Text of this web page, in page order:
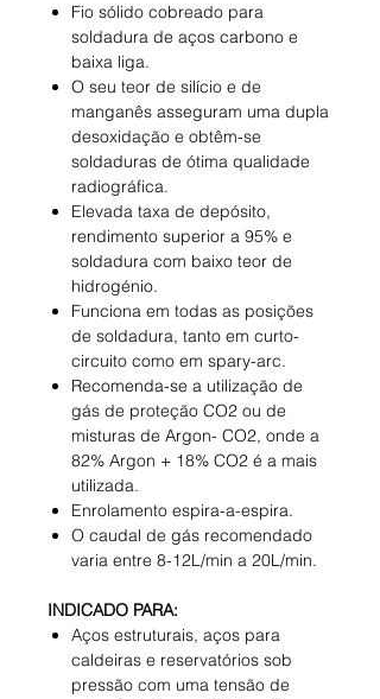
Fio sólido cobreado para
soldadura de aços carbono e
baixa liga.
O seu teor de silício e de
manganês asseguram uma dupla
desoxidação e obtêm-se
soldaduras de ótima qualidade
radiográfica.
Elevada taxa de depósito,
rendimento superior a 95% e
soldadura com baixo teor de
hidrogénio.
Funciona em todas as posições
de soldadura, tanto em curto-
circuito como em spary-arc.
Recomenda-se a utilização de
gás de proteção CO2 ou de
misturas de Argon- CO2, onde a
82% Argon + 18% CO2 é a mais
utilizada.
Enrolamento espira-a-espira.
O caudal de gás recomendado
varia entre 8-12L/min a 20L/min.
INDICADO PARA:
Aços estruturais, aços para
caldeiras e reservatórios sob
pressão com uma tensão de